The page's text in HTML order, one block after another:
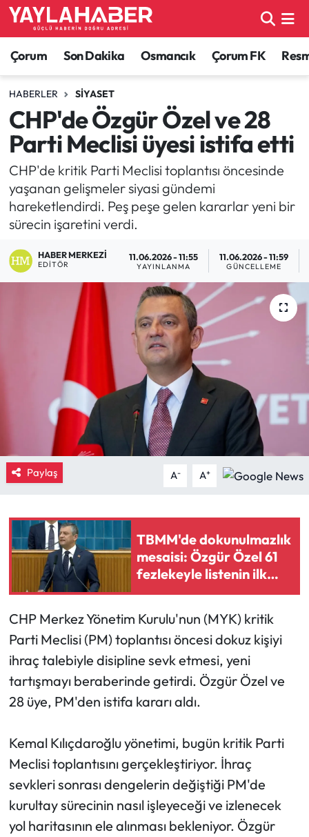
Çorum Son Dakika Osmancık Çorum FK
HABERLER SIYASET
CHP'de Özgür Özel ve 28
Parti Meclisi üyesi istifa etti
CHP'de kritik Parti Meclisi toplantısı öncesinde
yaşanan gelişmeler siyasi gündemi
hareketlendirdi. Peş peşe gelen kararlar yeni bir
sürecin işaretini verdi.
HABER MERKEZI
EDITÖR
11.06.2026 - 11:55
YAYINLANMA
11.06.2026 - 11:59
GÜNCELLEME
Paylaş A- A+
TBMM'de dokunulmazlık
mesaisi: Özgür Özel 61
fezlekeyle listenin ilk
sırasında
CHP Merkez Yönetim Kurulu'nun (MYK) kritik
Parti Meclisi (PM) toplantısı öncesi dokuz kişiyi
ihraç talebiyle disipline sevk etmesi, yeni
tartışmayı beraberinde getirdi. Özgür Özel ve
28 üye, PM'den istifa kararı aldı.
Kemal Kılıçdaroğlu yönetimi, bugün kritik Parti
Meclisi toplantısını gerçekleştiriyor. İhraç
sevkleri sonrası dengelerin değiştiği PM'de
kurultay sürecinin nasıl işleyeceği ve izlenecek
yol haritasının ele alınması bekleniyor. Özgür
Alaca Haberleri
Bayat Haberleri
Bilgi - Keşfet Haberleri
Bilim ve Teknoloji
Boğazkale Haberleri
Çorum Haberleri
Çorum Son Dakika Haberleri
Dodurga Haberleri
Eğitim
Ekonomi
Güncel
İskilip Haberleri
Kargı Haberleri
Kültür Sanat
Laçin Haberleri
Magazin
Mecitözü Haberleri
Oğuzlar Haberleri
Osmancık Haberleri
Otomotiv
Resmi İlan
Çorum Nöbetçi Eczaneler
Çorum Hava Durumu
Çorum Namaz Vakitleri
Çorum Trafik Yoğunluk Haritası
TFF 1.Lig Puan Durumu ve Fikstür
Tüm Manşetler
Son Dakika Haberleri
Haber Arşivi